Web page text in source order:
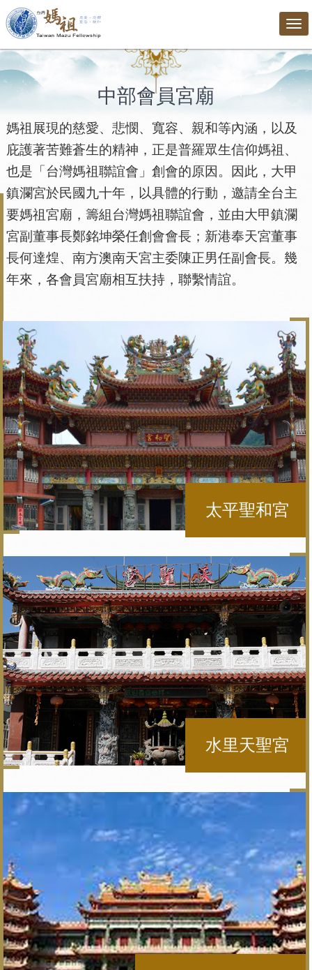
中部會員宮廟
媽祖展現的慈愛、悲憫、寬容、親和等內涵，以及
庇護著苦難蒼生的精神，正是普羅眾生信仰媽祖、
也是「台灣媽祖聯誼會」創會的原因。因此，大甲
鎮瀾宮於民國九十年，以具體的行動，邀請全台主
要媽祖宮廟，籌組台灣媽祖聯誼會，並由大甲鎮瀾
宮副董事長鄭銘坤榮任創會會長；新港奉天宮董事
長何達煌、南方澳南天宮主委陳正男任副會長。幾
年來，各會員宮廟相互扶持，聯繫情誼。
太平聖和宮
水里天聖宮